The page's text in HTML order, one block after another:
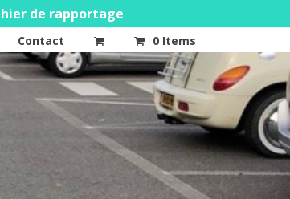
de rapportage
Contact 0 Items